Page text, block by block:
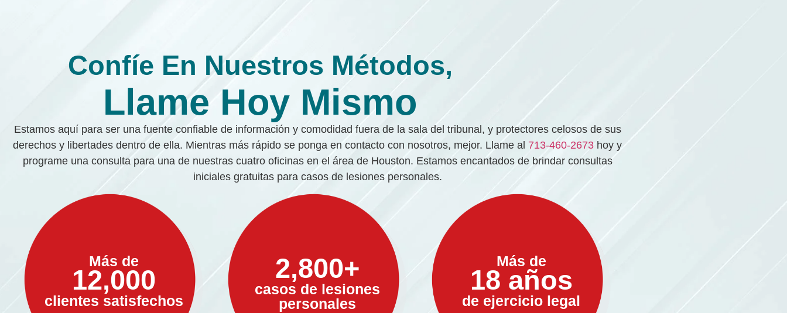
Confíe En Nuestros Métodos,
Llame Hoy Mismo
Estamos aquí para ser una fuente confiable de información y comodidad fuera de la sala del tribunal, y protectores celosos de sus
derechos y libertades dentro de ella. Mientras más rápido se ponga en contacto con nosotros, mejor. Llame al 713-460-2673 hoy y
programe una consulta para una de nuestras cuatro oficinas en el área de Houston. Estamos encantados de brindar consultas
iniciales gratuitas para casos de lesiones personales.
Más de
12,000
clientes satisfechos
2,800+
casos de lesiones
personales
Más de
18 años
de ejercicio legal